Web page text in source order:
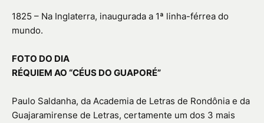
1825 – Na Inglaterra, inaugurada a 1ª linha-férrea do
mundo.
FOTO DO DIA
RÉQUIEM AO “CÉUS DO GUAPORÉ”
Paulo Saldanha, da Academia de Letras de Rondônia e da
Guajaramirense de Letras, certamente um dos 3 mais